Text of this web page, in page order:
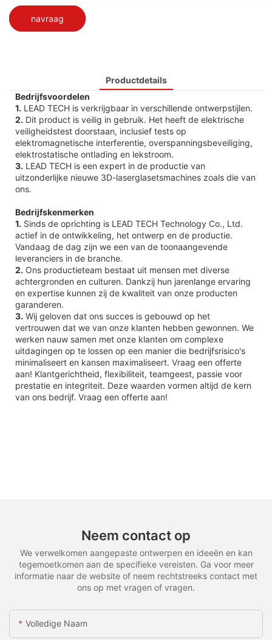
navraag
Productdetails
Bedrijfsvoordelen
1. LEAD TECH is verkrijgbaar in verschillende ontwerpstijlen.
2. Dit product is veilig in gebruik. Het heeft de elektrische
veiligheidstest doorstaan, inclusief tests op
elektromagnetische interferentie, overspanningsbeveiliging,
elektrostatische ontlading en lekstroom.
3. LEAD TECH is een expert in de productie van
uitzonderlijke nieuwe 3D-laserglasetsmachines zoals die van
ons.
Bedrijfskenmerken
1. Sinds de oprichting is LEAD TECH Technology Co., Ltd.
actief in de ontwikkeling, het ontwerp en de productie.
Vandaag de dag zijn we een van de toonaangevende
leveranciers in de branche.
2. Ons productieteam bestaat uit mensen met diverse
achtergronden en culturen. Dankzij hun jarenlange ervaring
en expertise kunnen zij de kwaliteit van onze producten
garanderen.
3. Wij geloven dat ons succes is gebouwd op het
vertrouwen dat we van onze klanten hebben gewonnen. We
werken nauw samen met onze klanten om complexe
uitdagingen op te lossen op een manier die bedrijfsrisico's
minimaliseert en kansen maximaliseert. Vraag een offerte
aan! Klantgerichtheid, flexibiliteit, teamgeest, passie voor
prestatie en integriteit. Deze waarden vormen altijd de kern
van ons bedrijf. Vraag een offerte aan!
Neem contact op
We verwelkomen aangepaste ontwerpen en ideeën en kan
tegemoetkomen aan de specifieke vereisten. Ga voor meer
informatie naar de website of neem rechtstreeks contact met
ons op met vragen of vragen.
Volledige Naam